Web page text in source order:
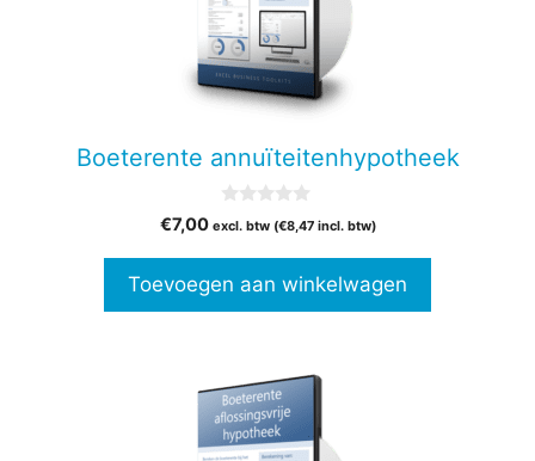
Boeterente annuïteitenhypotheek
v
5
€7,00 excl. btw (€8,47incl. btw)
Toevoegen aan winkelwagen